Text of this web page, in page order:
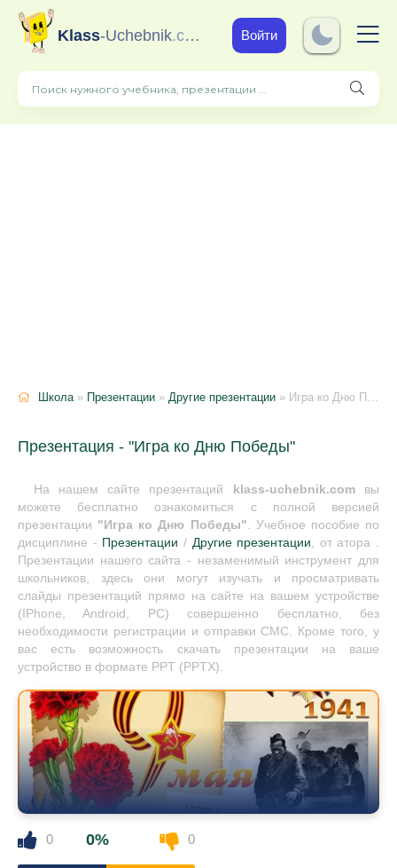
Klass-Uchebnik.com Войти
Школа» Презентации » Другие презентации » Игра ко Дню Победы
Презентация - "Игра ко Дню Победы"
На нашем сайте презентаций klass-uchebnik.comвы
можете бесплатно ознакомиться с полной версией
презентации "Игра ко Дню Победы". Учебное пособие по
дисциплине - Презентации / Другие презентации, от атора .
Презентации нашего сайта - незаменимый инструмент для
школьников, здесь они могут изучать и просматривать
слайды презентаций прямо на сайте на вашем устройстве
(IPhone, Android, PC) совершенно бесплатно, без
необходимости регистрации и отправки СМС. Кроме того, у
вас есть возможность скачать презентации на ваше
устройство в формате PPT (PPTX).
0 0% 0